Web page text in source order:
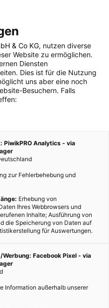
TAG
& Co KG, nutzen diverse
Website zu ermöglichen.
Diensten
Dies ist für die Nutzung
uns aber eine noch
Besuchern. Falls
PiwikPRO Analytics - via
zur Fehlerbehebung und
Erhebung von
Ihres Webbrowsers und
Inhalte; Ausführung von
die Speicherung von Daten auf
für Auswertungen.
Facebook Pixel - via
Information außerhalb unserer